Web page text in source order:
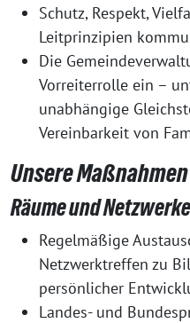
Schutz, Respekt,
Leitprinzipien
Die
Vorreiterrolle ein –
unabhängige
Vereinbarkeit von
Unsere Maßnahmen
Räume und
Regelmäßige
Netzwerktreffen zu
persönlicher
Landes- und